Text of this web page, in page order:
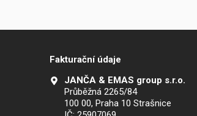
Fakturační údaje
JANČA & EMAS group s.r.o.
Průběžná 2265/84
100 00, Praha 10 Strašnice